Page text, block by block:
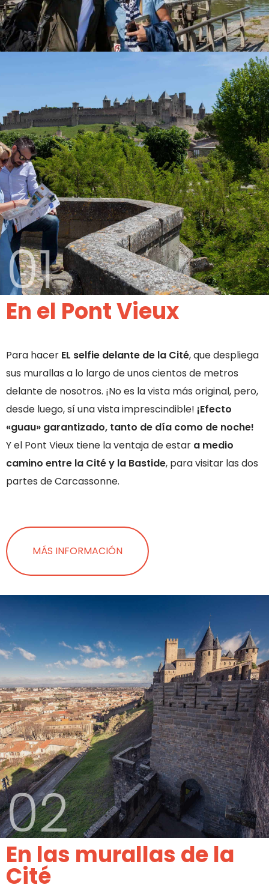
01
En el Pont Vieux
Para hacer EL selfie delante de la Cité, que despliega
sus murallas a lo largo de unos cientos de metros
delante de nosotros. ¡No es la vista más original, pero,
desde luego, sí una vista imprescindible! ¡Efecto
«guau» garantizado, tanto de día como de noche!
Y el Pont Vieux tiene la ventaja de estar a medio
camino entre la Cité y la Bastide, para visitar las dos
partes de Carcassonne.
MÁS INFORMACIÓN
02
En las murallas de la
Cité